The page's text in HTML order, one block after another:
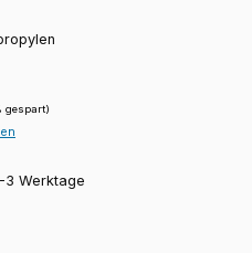
gespart)
3 Werktage